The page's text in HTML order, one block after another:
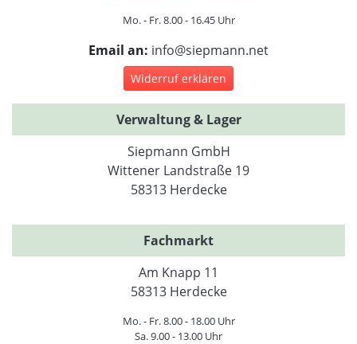
Mo. - Fr. 8.00 - 16.45 Uhr
Email an: info@siepmann.net
Widerruf erklären
Verwaltung & Lager
Siepmann GmbH
Wittener Landstraße 19
58313 Herdecke
Fachmarkt
Am Knapp 11
58313 Herdecke
Mo. - Fr. 8.00 - 18.00 Uhr
Sa. 9.00 - 13.00 Uhr